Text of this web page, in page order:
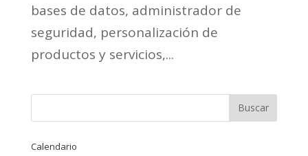
bases de datos, administrador de
seguridad, personalización de
productos y servicios,...
Calendario